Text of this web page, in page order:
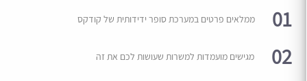
01 ממלאים פרטים במערכת סופר ידידותית של קודקס
02 מגישים מועמדות למשרות שעושות לכם את זה